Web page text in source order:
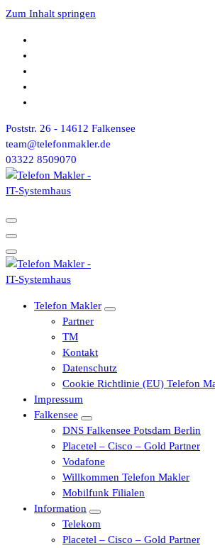
Zum Inhalt springen
Poststr. 26 - 14612 Falkensee
team@telefonmakler.de
03322 8509070
Telefon Makler
Partner
TM
Kontakt
Datenschutz
Cookie Richtlinie (EU) Telefon
Impressum
Falkensee
DNS Falkensee Potsdam Berlin
Placetel – Cisco – Gold Partner
Vodafone
Willkommen Telefon Makler
Mobilfunk Filialen
Information
Telekom
Placetel – Cisco – Gold Partner